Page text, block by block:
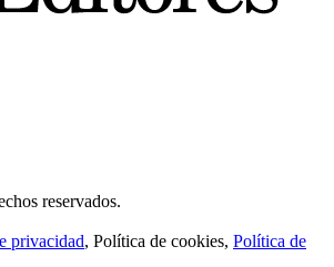
reservados.
privacidad, Política de cookies, Política de